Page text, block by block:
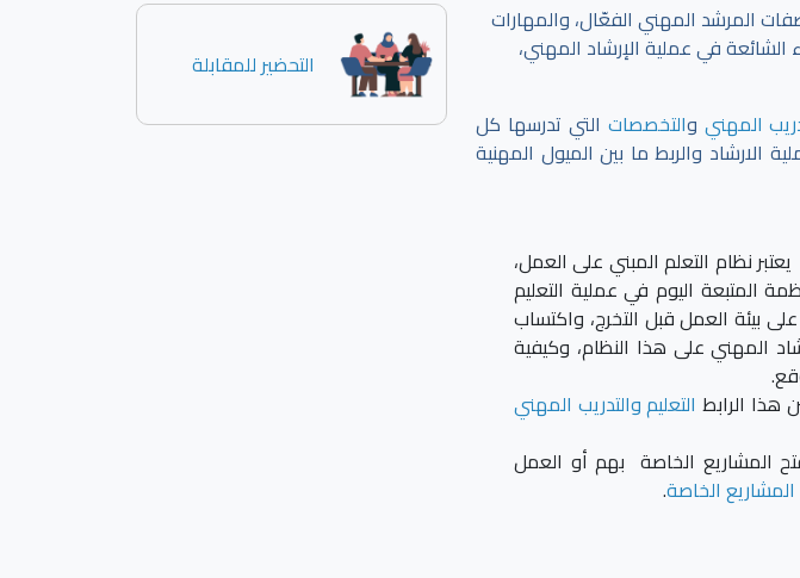
التحضير للمقابلة
المرشد المهني الفعّال، والمهارات
الشائعة في عملية الإرشاد المهني،
المهني والتخصصات التي تدرسها كل
والربط ما بين الميول المهنية
نظام التعلم المبني على العمل،
المتبعة اليوم في عملية التعليم
بيئة العمل قبل التخرج، واكتساب
المهني على هذا النظام، وكيفية
هذا الرابط التعليم والتدريب المهني
المشاريع الخاصة بهم أو العمل
الخاصة.